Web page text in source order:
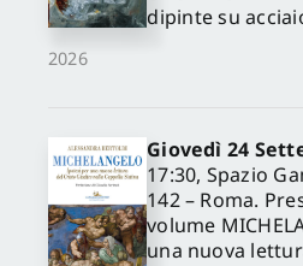
2026
dipinte su
Giovedì 24
17:30, Spazio
142 – Roma.
volume
una nuova